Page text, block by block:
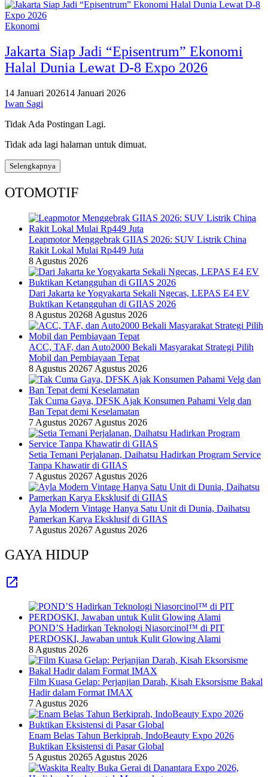
Ekonomi
Jakarta Siap Jadi “Episentrum” Ekonomi
Halal Dunia Lewat D-8 Expo 2026
14 Januari 202614 Januari 2026
Iwan Sagi
Tidak Ada Postingan Lagi.
Tidak ada lagi halaman untuk dimuat.
Selengkapnya
OTOMOTIF
Leapmotor Menggebrak GIIAS 2026: SUV Listrik China
Rakit Lokal Mulai Rp449 Juta
8 Agustus 2026
Dari Jakarta ke Yogyakarta Sekali Ngecas, LEPAS E4 EV
Buktikan Ketangguhan di GIIAS 2026
8 Agustus 20268 Agustus 2026
ACC, TAF, dan Auto2000 Bekali Masyarakat Strategi Pilih
Mobil dan Pembiayaan Tepat
8 Agustus 20267 Agustus 2026
Tak Cuma Gaya, DFSK Ajak Konsumen Pahami Velg dan
Ban Tepat demi Keselamatan
7 Agustus 20267 Agustus 2026
Setia Temani Perjalanan, Daihatsu Hadirkan Program Service
Tanpa Khawatir di GIIAS
7 Agustus 20267 Agustus 2026
Ayla Modern Vintage Hanya Satu Unit di Dunia, Daihatsu
Pamerkan Karya Eksklusif di GIIAS
7 Agustus 20267 Agustus 2026
GAYA HIDUP
POND’S Hadirkan Teknologi Niasorcinol™ di PIT
PERDOSKI, Jawaban untuk Kulit Glowing Alami
8 Agustus 2026
Film Kuasa Gelap: Perjanjian Darah, Kisah Eksorsisme Bakal
Hadir dalam Format IMAX
7 Agustus 2026
Enam Belas Tahun Berkiprah, IndoBeauty Expo 2026
Buktikan Eksistensi di Pasar Global
5 Agustus 20265 Agustus 2026